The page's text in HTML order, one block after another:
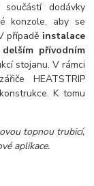
dodávky
konzole, aby se
případě instalace
delším přívodním
stojanu. V rámci
HEATSTRIP
K tomu
topnou trubicí,
aplikace.